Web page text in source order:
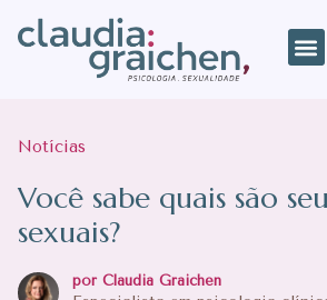
Notícias
Você sabe quais são
sexuais?
por Claudia Graichen